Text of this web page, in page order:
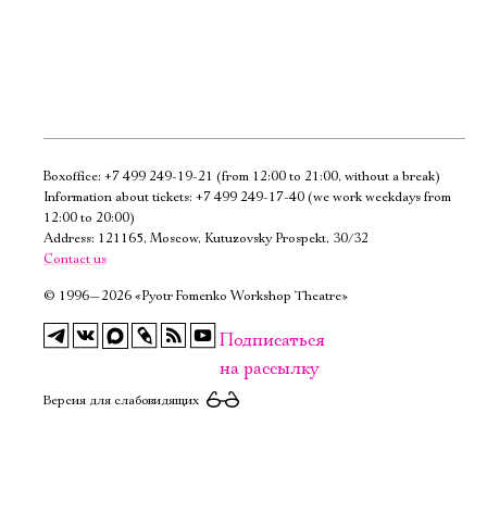
Boxoffice: +7 499 249-19-21 (from 12:00 to 21:00, without a break)
Information about tickets: +7 499 249-17-40 (we work weekdays from
12:00 to 20:00)
Address: 121165, Moscow, Kutuzovsky Prospekt, 30/32
Contact us
© 1996—2026 «Pyotr Fomenko Workshop Theatre»
Подписаться
на рассылку
Версия для слабовидящих
Электропочта
Ознакомиться